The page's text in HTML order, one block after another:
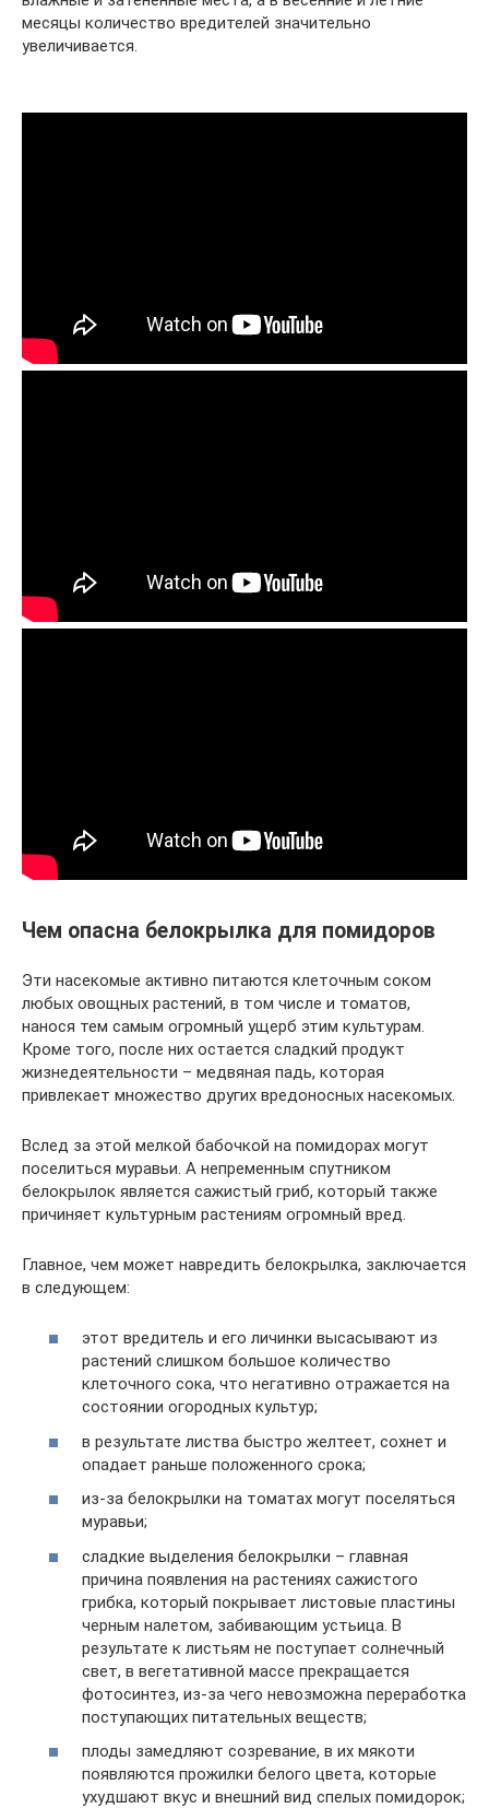
месяцы количество вредителей значительно
увеличивается.
Чем опасна белокрылка для помидоров
Эти насекомые активно питаются клеточным соком
любых овощных растений, в том числе и томатов,
нанося тем самым огромный ущерб этим культурам.
Кроме того, после них остается сладкий продукт
жизнедеятельности – медвяная падь, которая
привлекает множество других вредоносных насекомых.
Вслед за этой мелкой бабочкой на помидорах могут
поселиться муравьи. А непременным спутником
белокрылок является сажистый гриб, который также
причиняет культурным растениям огромный вред.
Главное, чем может навредить белокрылка, заключается
в следующем:
этот вредитель и его личинки высасывают из
растений слишком большое количество
клеточного сока, что негативно отражается на
состоянии огородных культур;
в результате листва быстро желтеет, сохнет и
опадает раньше положенного срока;
из-за белокрылки на томатах могут поселяться
муравьи;
сладкие выделения белокрылки – главная
причина появления на растениях сажистого
грибка, который покрывает листовые пластины
черным налетом, забивающим устьица. В
результате к листьям не поступает солнечный
свет, в вегетативной массе прекращается
фотосинтез, из-за чего невозможна переработка
поступающих питательных веществ;
плоды замедляют созревание, в их мякоти
появляются прожилки белого цвета, которые
ухудшают вкус и внешний вид спелых помидорок;